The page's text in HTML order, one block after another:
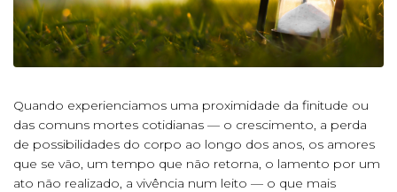
Quando experienciamos uma proximidade da finitude ou
das comuns mortes cotidianas — o crescimento, a perda
de possibilidades do corpo ao longo dos anos, os amores
que se vão, um tempo que não retorna, o lamento por um
ato não realizado, a vivência num leito — o que mais